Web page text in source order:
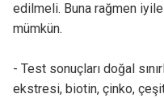
edilmeli. Buna rağmen
mümkün.
- Test sonuçları doğal
ekstresi, biotin, çinko,